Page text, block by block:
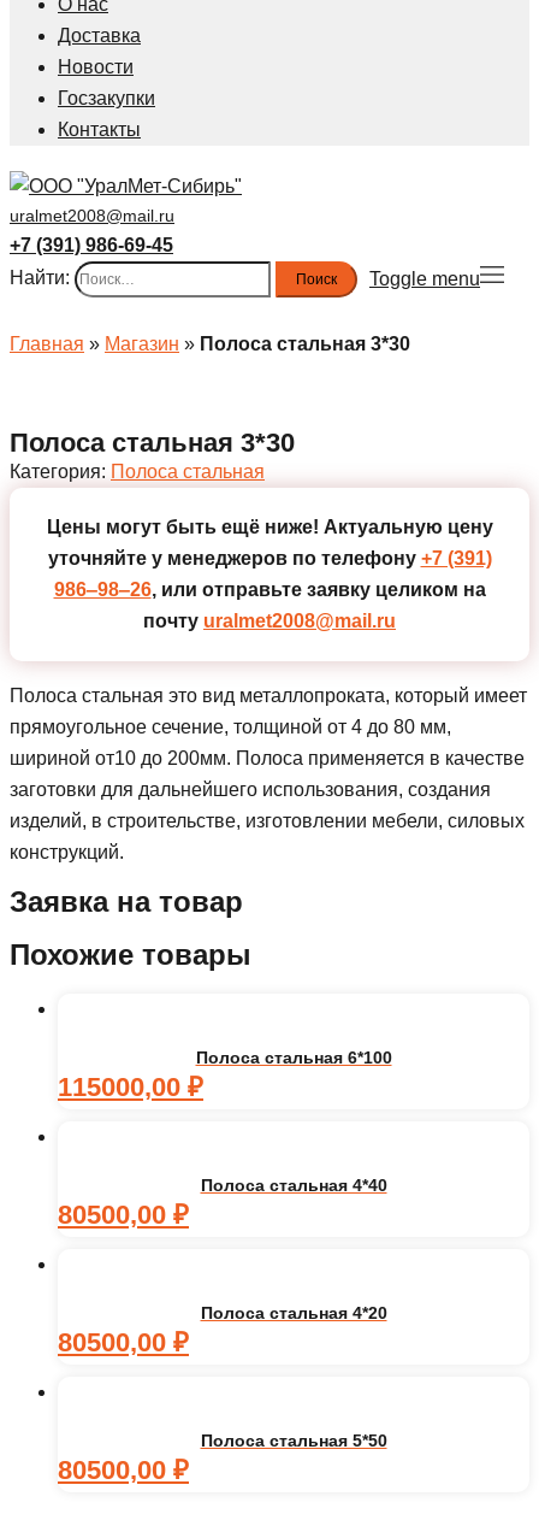
О нас
Доставка
Новости
Госзакупки
Контакты
uralmet2008@mail.ru
+7 (391) 986-69-45
Найти:
Toggle menu
Главная » Магазин » Полоса стальная 3*30
Полоса стальная 3*30
Категория: Полоса стальная
Цены могут быть ещё ниже! Актуальную цену
уточняйте у менеджеров по телефону +7 (391)
986‒98‒26, или отправьте заявку целиком на
почту uralmet2008@mail.ru
Полоса стальная это вид металлопроката, который имеет
прямоугольное сечение, толщиной от 4 до 80 мм,
шириной от10 до 200мм. Полоса применяется в качестве
заготовки для дальнейшего использования, создания
изделий, в строительстве, изготовлении мебели, силовых
конструкций.
Заявка на товар
Похожие товары
Полоса стальная 6*100
115000,00 ₽
Полоса стальная 4*40
80500,00 ₽
Полоса стальная 4*20
80500,00 ₽
Полоса стальная 5*50
80500,00 ₽